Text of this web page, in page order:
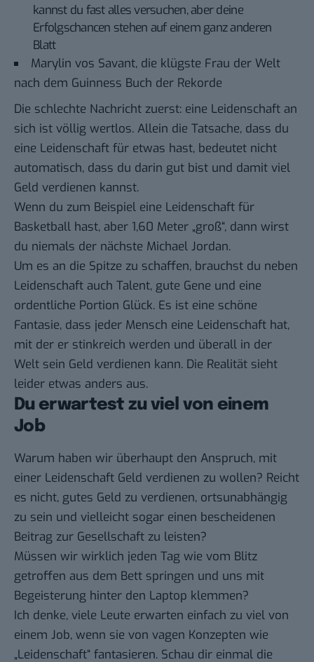
kannst du fast alles versuchen, aber deine
Erfolgschancen stehen auf einem ganz anderen
Blatt
Marylin vos Savant, die klügste Frau der Welt
nach dem Guinness Buch der Rekorde
Die schlechte Nachricht zuerst: eine Leidenschaft an
sich ist völlig wertlos. Allein die Tatsache, dass du
eine Leidenschaft für etwas hast, bedeutet nicht
automatisch, dass du darin gut bist und damit viel
Geld verdienen kannst.
Wenn du zum Beispiel eine Leidenschaft für
Basketball hast, aber 1,60 Meter „groß“, dann wirst
du niemals der nächste Michael Jordan.
Um es an die Spitze zu schaffen, brauchst du neben
Leidenschaft auch Talent, gute Gene und eine
ordentliche Portion Glück. Es ist eine schöne
Fantasie, dass jeder Mensch eine Leidenschaft hat,
mit der er stinkreich werden und überall in der
Welt sein Geld verdienen kann. Die Realität sieht
leider etwas anders aus.
Du erwartest zu viel von einem
Job
Warum haben wir überhaupt den Anspruch, mit
einer Leidenschaft Geld verdienen zu wollen? Reicht
es nicht, gutes Geld zu verdienen, ortsunabhängig
zu sein und vielleicht sogar einen bescheidenen
Beitrag zur Gesellschaft zu leisten?
Müssen wir wirklich jeden Tag wie vom Blitz
getroffen aus dem Bett springen und uns mit
Begeisterung hinter den Laptop klemmen?
Ich denke, viele Leute erwarten einfach zu viel von
einem Job, wenn sie von vagen Konzepten wie
„Leidenschaft“ fantasieren. Schau dir einmal die